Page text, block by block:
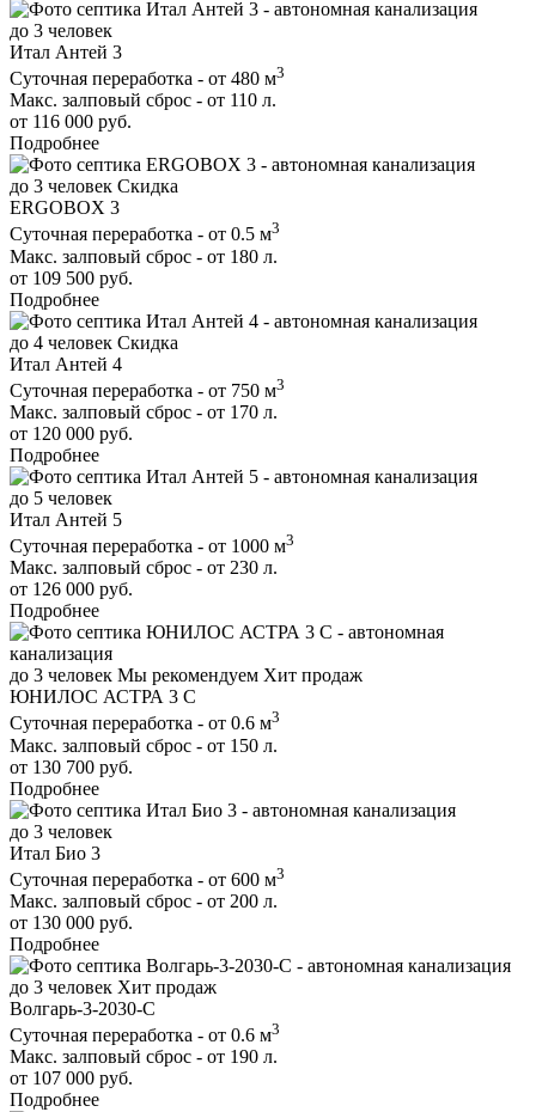
до 3 человек
Итал Антей 3
Суточная переработка - от 480 м3
Макс. залповый сброс - от 110 л.
от 116 000 руб.
Подробнее
до 3 человек Скидка
ERGOBOX 3
Суточная переработка - от 0.5 м3
Макс. залповый сброс - от 180 л.
от 109 500 руб.
Подробнее
до 4 человек Скидка
Итал Антей 4
Суточная переработка - от 750 м3
Макс. залповый сброс - от 170 л.
от 120 000 руб.
Подробнее
до 5 человек
Итал Антей 5
Суточная переработка - от 1000 м3
Макс. залповый сброс - от 230 л.
от 126 000 руб.
Подробнее
до 3 человек Мы рекомендуем Хит продаж
ЮНИЛОС АСТРА 3 С
Суточная переработка - от 0.6 м3
Макс. залповый сброс - от 150 л.
от 130 700 руб.
Подробнее
до 3 человек
Итал Био 3
Суточная переработка - от 600 м3
Макс. залповый сброс - от 200 л.
от 130 000 руб.
Подробнее
до 3 человек Хит продаж
Волгарь-3-2030-С
Суточная переработка - от 0.6 м3
Макс. залповый сброс - от 190 л.
от 107 000 руб.
Подробнее